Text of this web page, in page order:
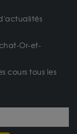
Or-et-
cours tous les